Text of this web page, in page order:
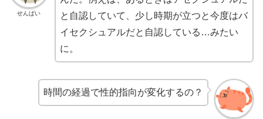
せんぱい
と自認していて、少し時期が立つと今度はバ
イセクシュアルだと自認している…みたい
に。
時間の経過で性的指向が変化するの？